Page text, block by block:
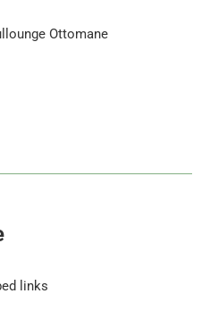
Ottomane
links